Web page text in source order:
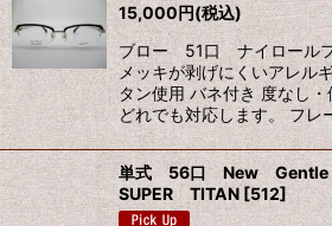
15,000円(税込)
ブロー 51口 ナイロール
メッキが剥げにくいアレル
タン使用 バネ付き 度なし
どれでも対応します。 フレ
単式 56口 New Gentle
SUPER TITAN [512]